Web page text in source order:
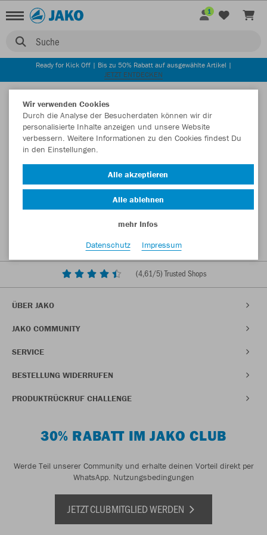
Suche
1
Ready for Kick Off | Bis zu 50% Rabatt auf ausgewählte Artikel |
JETZT ENTDECKEN
(4,61/5) Trusted Shops
ÜBER JAKO
JAKO COMMUNITY
SERVICE
BESTELLUNG WIDERRUFEN
PRODUKTRÜCKRUF CHALLENGE
30% RABATT IM JAKO CLUB
Werde Teil unserer Community und erhalte deinen Vorteil direkt per
WhatsApp. Nutzungsbedingungen
JETZT CLUBMITGLIED WERDEN
Wir verwenden Cookies
Durch die Analyse der Besucherdaten können wir dir
personalisierte Inhalte anzeigen und unsere Website
verbessern. Weitere Informationen zu den Cookies findest Du
in den Einstellungen.
Alle akzeptieren
Alle ablehnen
mehr Infos
Datenschutz
Impressum